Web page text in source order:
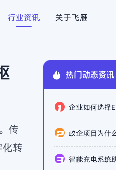
软硬件一体
行业资讯 关于飞雁
传
转
热门动态资讯
政企项目为什
智能充电系统